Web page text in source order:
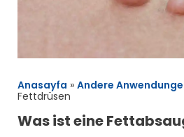
Anasayfa » Andere
Fettdrüsen
Was ist eine